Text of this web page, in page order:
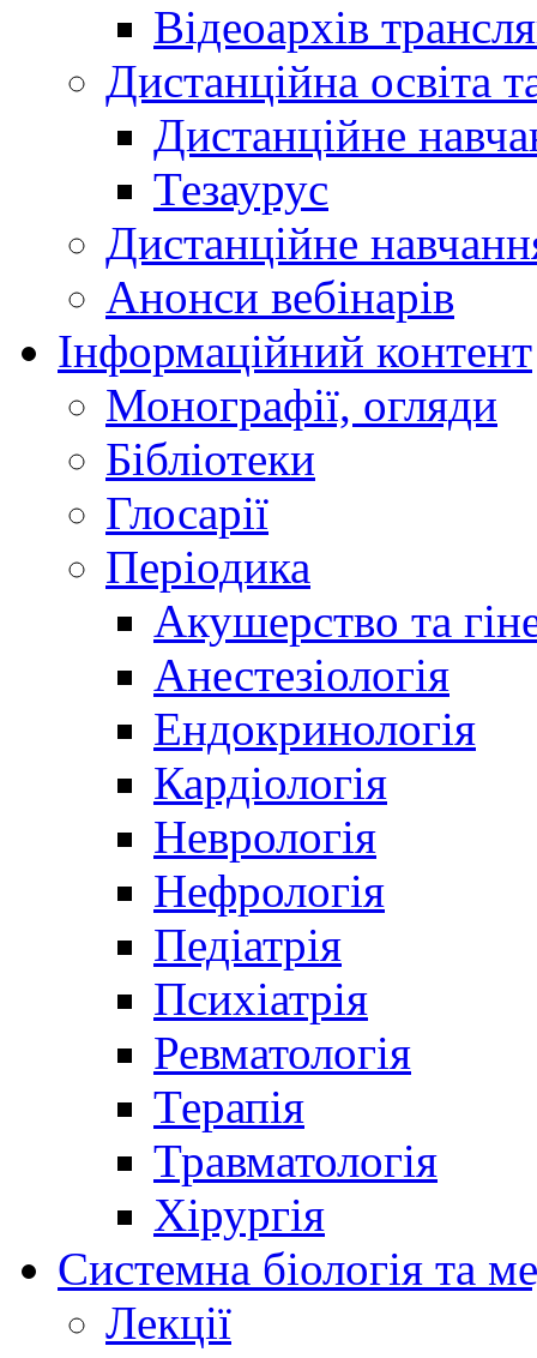
Відеоархів
Дистанційна освіта
Дистанційне
Тезаурус
Дистанційне
Анонси вебінарів
Інформаційний контент
Монографії, огляди
Бібліотеки
Глосарії
Періодика
Акушерство та
Анестезіологія
Ендокринологія
Кардіологія
Неврологія
Нефрологія
Педіатрія
Психіатрія
Ревматологія
Терапія
Травматологія
Хірургія
Системна біологія та
Лекції